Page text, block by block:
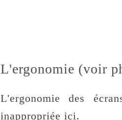
L'ergonomie (voir
L'ergonomie des
inappropriée ici.